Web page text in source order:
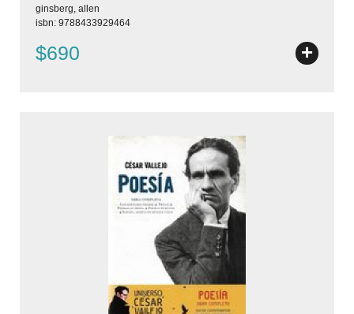
ginsberg, allen
isbn: 9788433929464
$690 +